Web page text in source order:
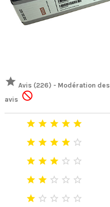
 Avis (226) - Modération des
avis 
    
    
    
    
    